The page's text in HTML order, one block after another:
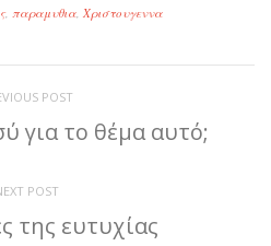
, παραμυθια, Χριστουγεννα
POST
για το θέμα αυτό;
POST
της ευτυχίας